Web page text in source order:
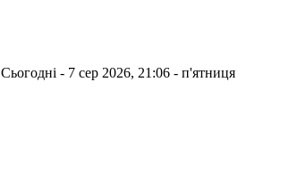
Сьогодні - 7 сер 2026, 21:06 - п'ятниця